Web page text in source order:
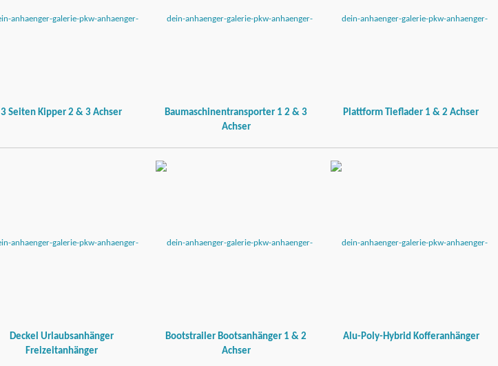
3 Seiten Kipper 2 & 3 Achser
Baumaschinentransporter 1 2 & 3
Achser
Plattform Tieflader 1 & 2 Achser
Deckel Urlaubsanhänger
Freizeitanhänger
Bootstrailer Bootsanhänger 1 & 2
Achser
Alu-Poly-Hybrid Kofferanhänger